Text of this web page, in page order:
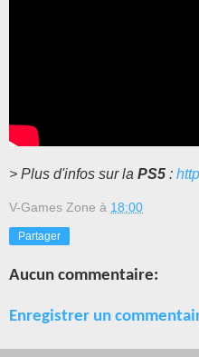
> Plus d'infos sur la PS5 :
V-Games Zone à 18:00
Partager
Aucun commentaire:
Enregistrer un